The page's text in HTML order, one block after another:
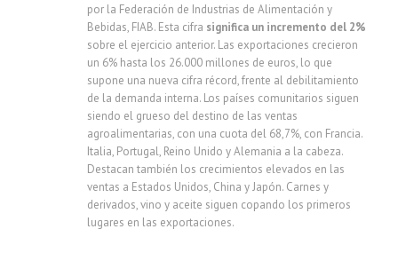
por la Federación de Industrias de Alimentación y
Bebidas, FIAB. Esta cifra significa un incremento del 2%
sobre el ejercicio anterior. Las exportaciones crecieron
un 6% hasta los 26.000 millones de euros, lo que
supone una nueva cifra récord, frente al debilitamiento
de la demanda interna. Los países comunitarios siguen
siendo el grueso del destino de las ventas
agroalimentarias, con una cuota del 68,7%, con Francia.
Italia, Portugal, Reino Unido y Alemania a la cabeza.
Destacan también los crecimientos elevados en las
ventas a Estados Unidos, China y Japón. Carnes y
derivados, vino y aceite siguen copando los primeros
lugares en las exportaciones.